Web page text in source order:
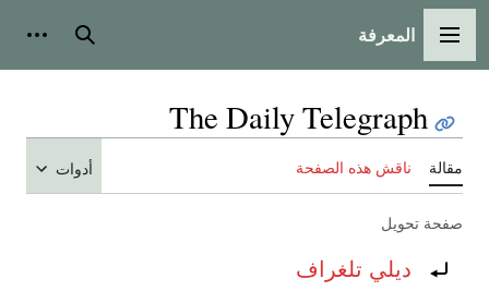
القائمة الرئيسية
المعرفة بحث
The Daily Telegraph
مقالة ناقش هذه الصفحة أدوات
صفحة تحويل
تحويل إلى:ديلي تلغراف